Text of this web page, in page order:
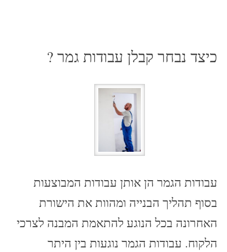
כיצד נבחר קבלן עבודות גמר ?
עבודות הגמר הן אותן עבודות המבוצעות
בסוף תהליך הבנייה ומהוות את הישורת
האחרונה בכל הנוגע להתאמת המבנה לצרכי
הלקוח. עבודות הגמר נוגעות בין היתר